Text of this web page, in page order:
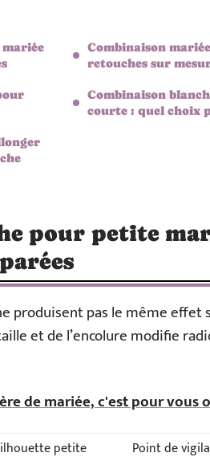
Combinaison
retouches sur
Combinaison
courte : quel choix
pour petite
produisent pas le même
et de l’encolure modifie
de mariée, c'est pour vous
petite
Point de